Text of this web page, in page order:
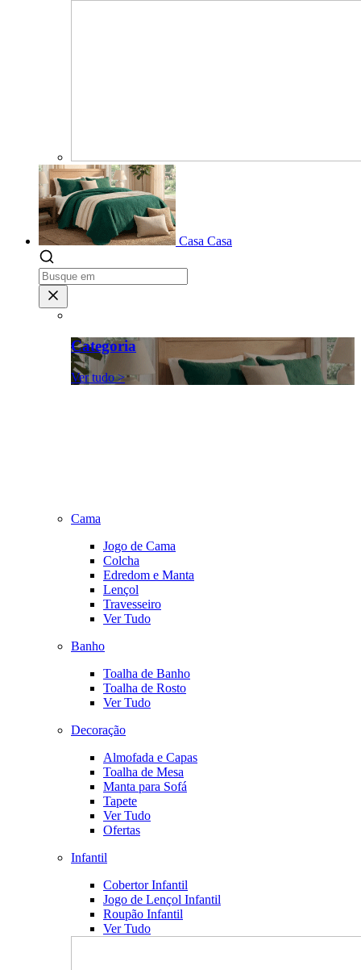
Casa Casa
Categoria
Ver tudo >
Cama
Jogo de Cama
Colcha
Edredom e Manta
Lençol
Travesseiro
Ver Tudo
Banho
Toalha de Banho
Toalha de Rosto
Ver Tudo
Decoração
Almofada e Capas
Toalha de Mesa
Manta para Sofá
Tapete
Ver Tudo
Ofertas
Infantil
Cobertor Infantil
Jogo de Lençol Infantil
Roupão Infantil
Ver Tudo